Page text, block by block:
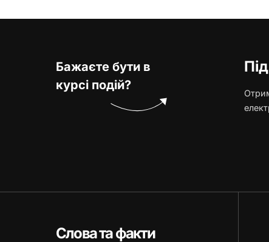
Бажаєте бути в
курсі подій?
Слова та факти